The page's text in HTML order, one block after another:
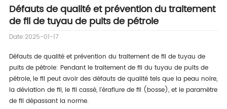
Défauts de qualité et prévention du traitement
de fil de tuyau de puits de pétrole
Date:2025-01-17
Défauts de qualité et prévention du traitement de fil de tuyau de
puits de pétrole: Pendant le traitement de fil du tuyau de puits de
pétrole, le fil peut avoir des défauts de qualité tels que la peau noire,
la déviation de fil, le fil cassé, l'éraflure de fil (bosse), et le paramètre
de fil dépassant la norme.